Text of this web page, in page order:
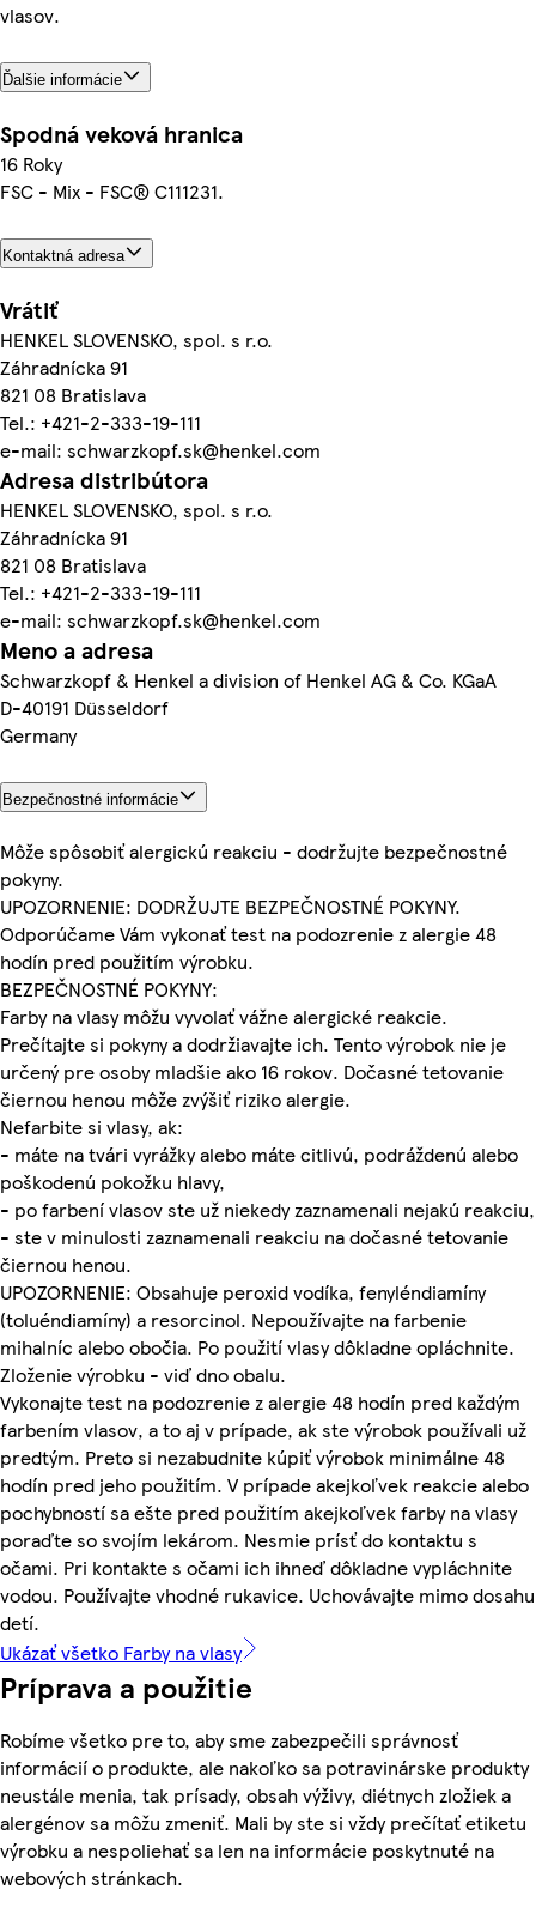
vlasov.
Ďalšie informácie
Spodná veková hranica
16 Roky
FSC - Mix - FSC® C111231.
Kontaktná adresa
Vrátiť
HENKEL SLOVENSKO, spol. s r.o.
Záhradnícka 91
821 08 Bratislava
Tel.: +421-2-333-19-111
e-mail: schwarzkopf.sk@henkel.com
Adresa distribútora
HENKEL SLOVENSKO, spol. s r.o.
Záhradnícka 91
821 08 Bratislava
Tel.: +421-2-333-19-111
e-mail: schwarzkopf.sk@henkel.com
Meno a adresa
Schwarzkopf & Henkel a division of Henkel AG & Co. KGaA
D-40191 Düsseldorf
Germany
Bezpečnostné informácie
Môže spôsobiť alergickú reakciu - dodržujte bezpečnostné
pokyny.
UPOZORNENIE: DODRŽUJTE BEZPEČNOSTNÉ POKYNY.
Odporúčame Vám vykonať test na podozrenie z alergie 48
hodín pred použitím výrobku.
BEZPEČNOSTNÉ POKYNY:
Farby na vlasy môžu vyvolať vážne alergické reakcie.
Prečítajte si pokyny a dodržiavajte ich. Tento výrobok nie je
určený pre osoby mladšie ako 16 rokov. Dočasné tetovanie
čiernou henou môže zvýšiť riziko alergie.
Nefarbite si vlasy, ak:
- máte na tvári vyrážky alebo máte citlivú, podráždenú alebo
poškodenú pokožku hlavy,
- po farbení vlasov ste už niekedy zaznamenali nejakú reakciu,
- ste v minulosti zaznamenali reakciu na dočasné tetovanie
čiernou henou.
UPOZORNENIE: Obsahuje peroxid vodíka, fenyléndiamíny
(toluéndiamíny) a resorcinol. Nepoužívajte na farbenie
mihalníc alebo obočia. Po použití vlasy dôkladne opláchnite.
Zloženie výrobku - viď dno obalu.
Vykonajte test na podozrenie z alergie 48 hodín pred každým
farbením vlasov, a to aj v prípade, ak ste výrobok používali už
predtým. Preto si nezabudnite kúpiť výrobok minimálne 48
hodín pred jeho použitím. V prípade akejkoľvek reakcie alebo
pochybností sa ešte pred použitím akejkoľvek farby na vlasy
poraďte so svojím lekárom. Nesmie prísť do kontaktu s
očami. Pri kontakte s očami ich ihneď dôkladne vypláchnite
vodou. Používajte vhodné rukavice. Uchovávajte mimo dosahu
detí.
Ukázať všetko Farby na vlasy
Príprava a použitie
Robíme všetko pre to, aby sme zabezpečili správnosť
informácií o produkte, ale nakoľko sa potravinárske produkty
neustále menia, tak prísady, obsah výživy, diétnych zložiek a
alergénov sa môžu zmeniť. Mali by ste si vždy prečítať etiketu
výrobku a nespoliehať sa len na informácie poskytnuté na
webových stránkach.